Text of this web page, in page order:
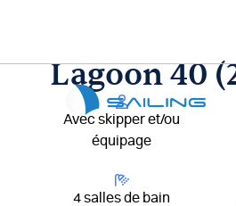
Lagoon 40
Avec skipper et/ou
équipage
4 salles de bain